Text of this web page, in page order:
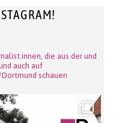
die aus der und
auch auf
schauen